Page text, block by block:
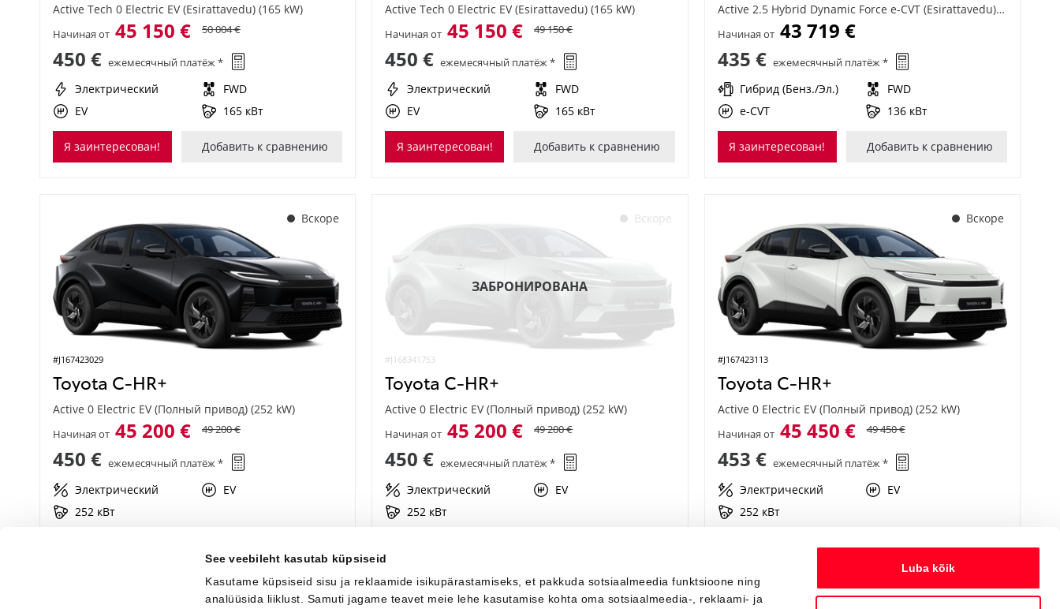
See veebileht kasutab küpsiseid
Kasutame küpsiseid sisu ja reklaamide isikupärastamiseks, et pakkuda sotsiaalmeedia funktsioone ning
analüüsida liiklust. Samuti jagame teavet meie lehe kasutamise kohta oma sotsiaalmeedia-, reklaami- ja
Luba kõik
Active Tech 0 Electric EV (Esirattavedu) (165 kW)
Начиная от 45 150 € 50 004 €
450 € ежемесячный платёж *
Электрический
FWD
EV
165 кВт
Я заинтересован! Добавить к сравнению
Active Tech 0 Electric EV (Esirattavedu) (165 kW)
Начиная от 45 150 € 49 150 €
450 € ежемесячный платёж *
Электрический
FWD
EV
165 кВт
Я заинтересован! Добавить к сравнению
Active 2.5 Hybrid Dynamic Force e-CVT (Esirattavedu) (136 kW)
Начиная от 43 719 €
435 € ежемесячный платёж *
Гибрид (Бенз./Эл.)
FWD
e-CVT
136 кВт
Я заинтересован! Добавить к сравнению
Вскоре
#J167423029
Toyota C-HR+
Active 0 Electric EV (Полный привод) (252 kW)
Начиная от 45 200 € 49 200 €
450 € ежемесячный платёж *
Электрический
EV
252 кВт
Вскоре
#J168341753
ЗАБРОНИРОВАНА
Toyota C-HR+
Active 0 Electric EV (Полный привод) (252 kW)
Начиная от 45 200 € 49 200 €
450 € ежемесячный платёж *
Электрический
EV
252 кВт
Вскоре
#J167423113
Toyota C-HR+
Active 0 Electric EV (Полный привод) (252 kW)
Начиная от 45 450 € 49 450 €
453 € ежемесячный платёж *
Электрический
EV
252 кВт
Я заинтересован! Добавить к сравнению